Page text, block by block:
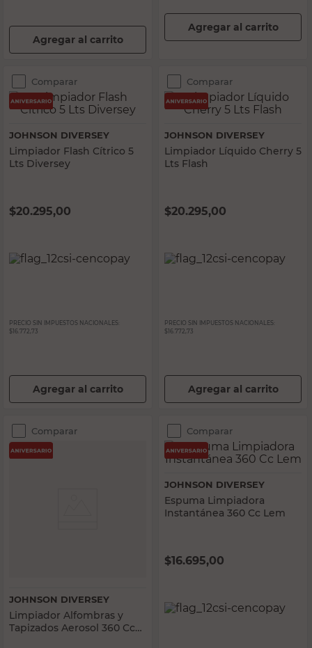
Agregar al carrito
Agregar al carrito
Comparar
JOHNSON DIVERSEY
Limpiador Flash Cítrico 5
Lts Diversey
$20.295,00
PRECIO SIN IMPUESTOS NACIONALES:
$16.772,73
Agregar al carrito
Comparar
JOHNSON DIVERSEY
Limpiador Líquido Cherry 5
Lts Flash
$20.295,00
PRECIO SIN IMPUESTOS NACIONALES:
$16.772,73
Agregar al carrito
Comparar
JOHNSON DIVERSEY
Limpiador Alfombras y
Tapizados Aerosol 360 Cc
Comparar
JOHNSON DIVERSEY
Espuma Limpiadora
Instantánea 360 Cc Lem
$16.695,00